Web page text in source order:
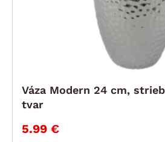
Váza Modern 24 cm,
tvar
5.99 €